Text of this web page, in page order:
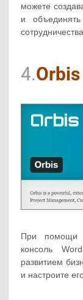
можете
и
4.Orbis
При помощи
консоль
развитием
и настроите